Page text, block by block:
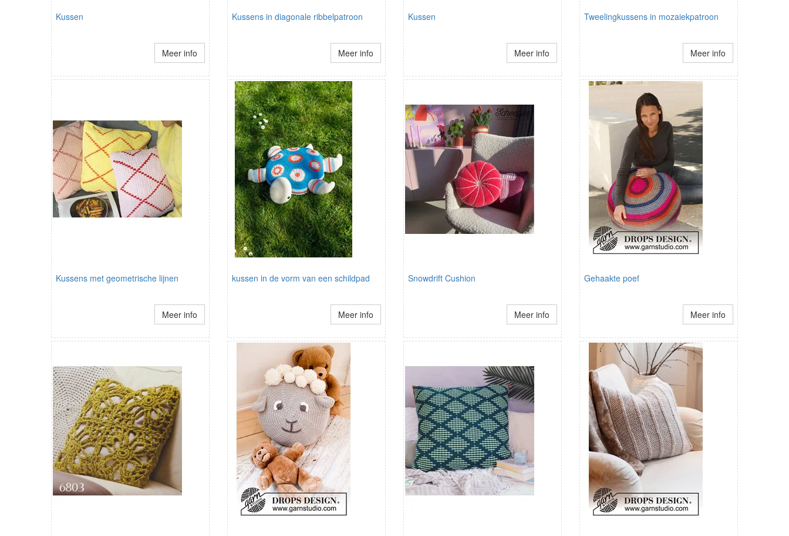
Kussen
Meer info
Kussens in diagonale ribbelpatroon
Meer info
Kussen
Meer info
Tweelingkussens in mozaiekpatroon
Meer info
Kussens met geometrische lijnen
Meer info
kussen in de vorm van een schildpad
Meer info
Snowdrift Cushion
Meer info
Gehaakte poef
Meer info